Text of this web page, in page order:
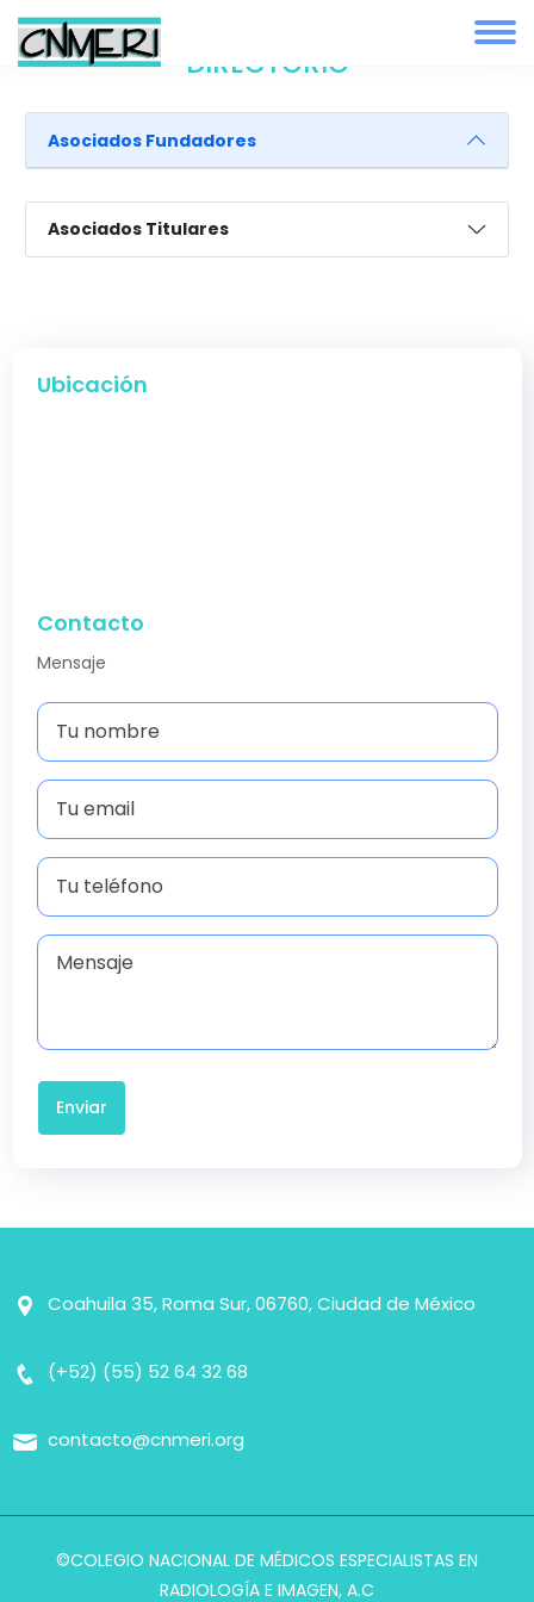
DIRECTORIO
Asociados Fundadores
Asociados Titulares
Ubicación
Contacto
Mensaje
Enviar
Coahuila 35, Roma Sur, 06760, Ciudad de México
(+52) (55) 52 64 32 68
contacto@cnmeri.org
©COLEGIO NACIONAL DE MÉDICOS ESPECIALISTAS EN
RADIOLOGÍA E IMAGEN, A.C